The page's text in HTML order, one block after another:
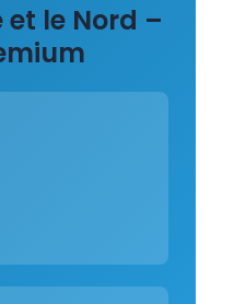
le Nord –